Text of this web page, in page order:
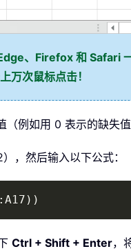
、Firefox 和 Safari
万次鼠标点击！
例如用 0 表示的缺失
，然后输入以下公式：
Ctrl + Shift + Enter，